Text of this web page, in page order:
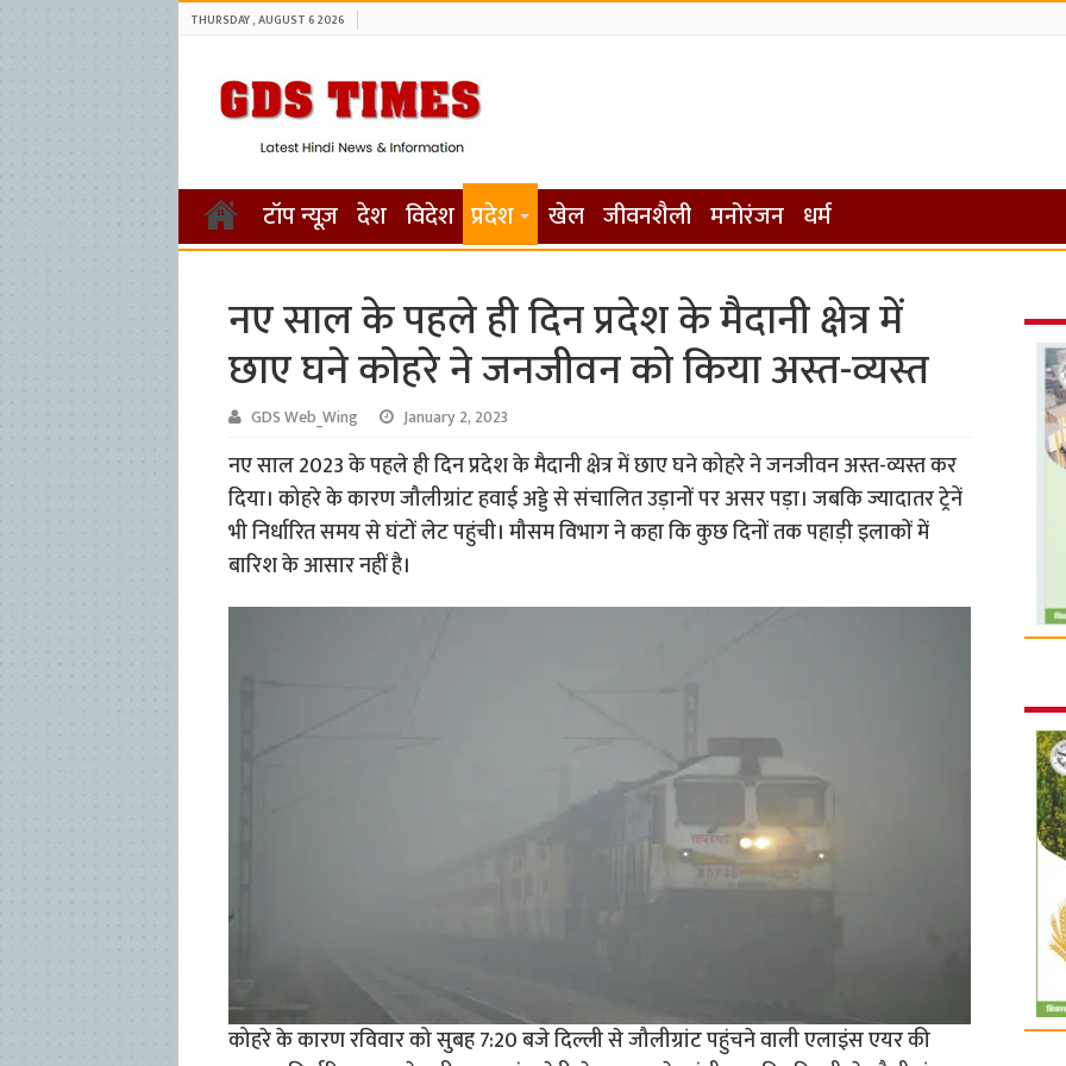
THURSDAY , AUGUST 6 2026
टॉप न्यूज़ देश विदेश प्रदेश खेल जीवनशैली मनोरंजन धर्म
नए साल के पहले ही दिन प्रदेश के मैदानी क्षेत्र में
छाए घने कोहरे ने जनजीवन को किया अस्त-व्यस्त
GDS Web_Wing January 2, 2023
नए साल 2023 के पहले ही दिन प्रदेश के मैदानी क्षेत्र में छाए घने कोहरे ने जनजीवन अस्त-व्यस्त कर
दिया। कोहरे के कारण जौलीग्रांट हवाई अड्डे से संचालित उड़ानों पर असर पड़ा। जबकि ज्यादातर ट्रेनें
भी निर्धारित समय से घंटों लेट पहुंची। मौसम विभाग ने कहा कि कुछ दिनों तक पहाड़ी इलाकों में
बारिश के आसार नहीं है।
कोहरे के कारण रविवार को सुबह 7:20 बजे दिल्ली से जौलीग्रांट पहुंचने वाली एलाइंस एयर की